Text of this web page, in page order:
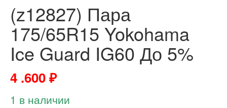
(z12827) Пара
175/65R15 Yokohama
Ice Guard IG60 До 5%
4 .600₽
1 в наличии